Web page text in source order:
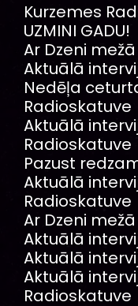
Kurzemes
UZMINI GADU!
Ar Dzeni mežā
Aktuālā
Nedēļa
Radioskatuve
Aktuālā
Radioskatuve
Pazust
Aktuālā
Radioskatuve
Ar Dzeni mežā
Aktuālā
Aktuālā
Aktuālā
Radioskatuve